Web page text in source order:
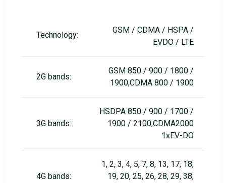
Technology:
GSM / CDMA / HSPA /
EVDO / LTE
2G bands:
GSM 850 / 900 / 1800 /
1900,CDMA 800 / 1900
3G bands:
HSDPA 850 / 900 / 1700 /
1900 / 2100,CDMA2000
1xEV-DO
4G bands:
1, 2, 3, 4, 5, 7, 8, 13, 17, 18,
19, 20, 25, 26, 28, 29, 38,